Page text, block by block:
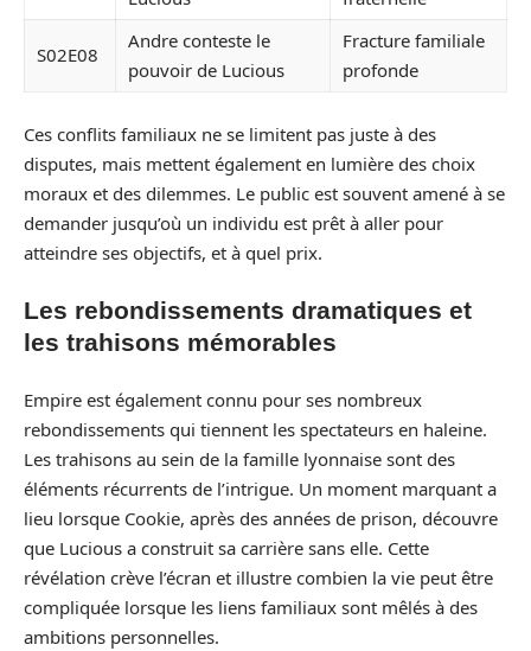
S02E08
Andre conteste le
pouvoir de Lucious
Fracture familiale
profonde
Ces conflits familiaux ne se limitent pas juste à des
disputes, mais mettent également en lumière des choix
moraux et des dilemmes. Le public est souvent amené à se
demander jusqu’où un individu est prêt à aller pour
atteindre ses objectifs, et à quel prix.
Les rebondissements dramatiques et
les trahisons mémorables
Empire est également connu pour ses nombreux
rebondissements qui tiennent les spectateurs en haleine.
Les trahisons au sein de la famille lyonnaise sont des
éléments récurrents de l’intrigue. Un moment marquant a
lieu lorsque Cookie, après des années de prison, découvre
que Lucious a construit sa carrière sans elle. Cette
révélation crève l’écran et illustre combien la vie peut être
compliquée lorsque les liens familiaux sont mêlés à des
ambitions personnelles.